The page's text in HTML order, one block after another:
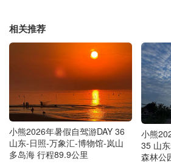
相关推荐
小熊2026年暑假自驾游DAY 36
山东-日照-万象汇-博物馆-岚山
多岛海 行程89.9公里
小熊
35 山
森林公